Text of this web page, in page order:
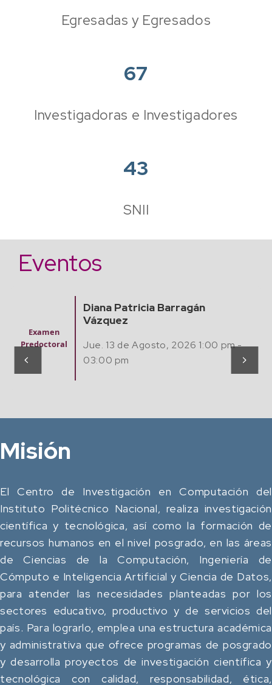
Egresadas y Egresados
67
Investigadoras e Investigadores
43
SNII
Eventos
Seminario
Matemátic
Computaci
Finding Algebraic
Models from Experimental
Jue. 20 Agosto, 2026 12:00 pm -
Misión
El Centro de Investigación en Computación del
Instituto Politécnico Nacional, realiza investigación
científica y tecnológica, así como la formación de
recursos humanos en el nivel posgrado, en las áreas
de Ciencias de la Computación, Ingeniería de
Cómputo e Inteligencia Artificial y Ciencia de Datos,
para atender las necesidades planteadas por los
sectores educativo, productivo y de servicios del
país. Para lograrlo, emplea una estructura académica
y administrativa que ofrece programas de posgrado
y desarrolla proyectos de investigación científica y
tecnológica con calidad, responsabilidad, ética,